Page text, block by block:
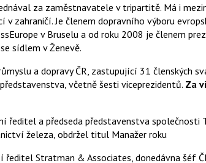
za zaměstnavatele v tripartitě. Má i
v zahraničí. Je členem dopravního výboru
v Bruselu a od roku 2008 je členem
sídlem v Ženevě.
a dopravy ČR, zastupující 31 členských
včetně šesti viceprezidentů. Za
ředitel a předseda představenstva společnosti
železa, obdržel titul Manažer roku
ředitel Stratman & Associates, donedávna šéf